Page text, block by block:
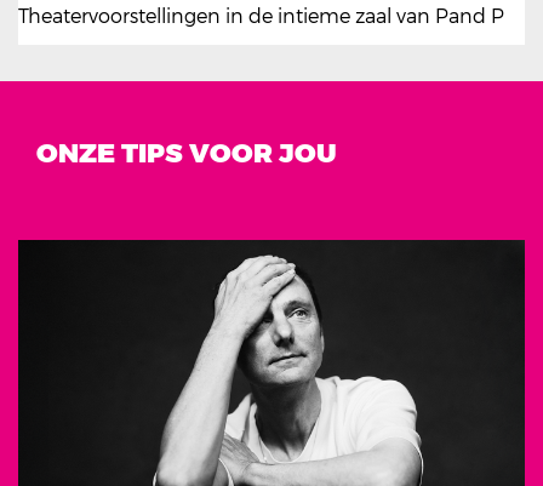
Theatervoorstellingen in de intieme zaal van Pand P
ONZE TIPS VOOR JOU